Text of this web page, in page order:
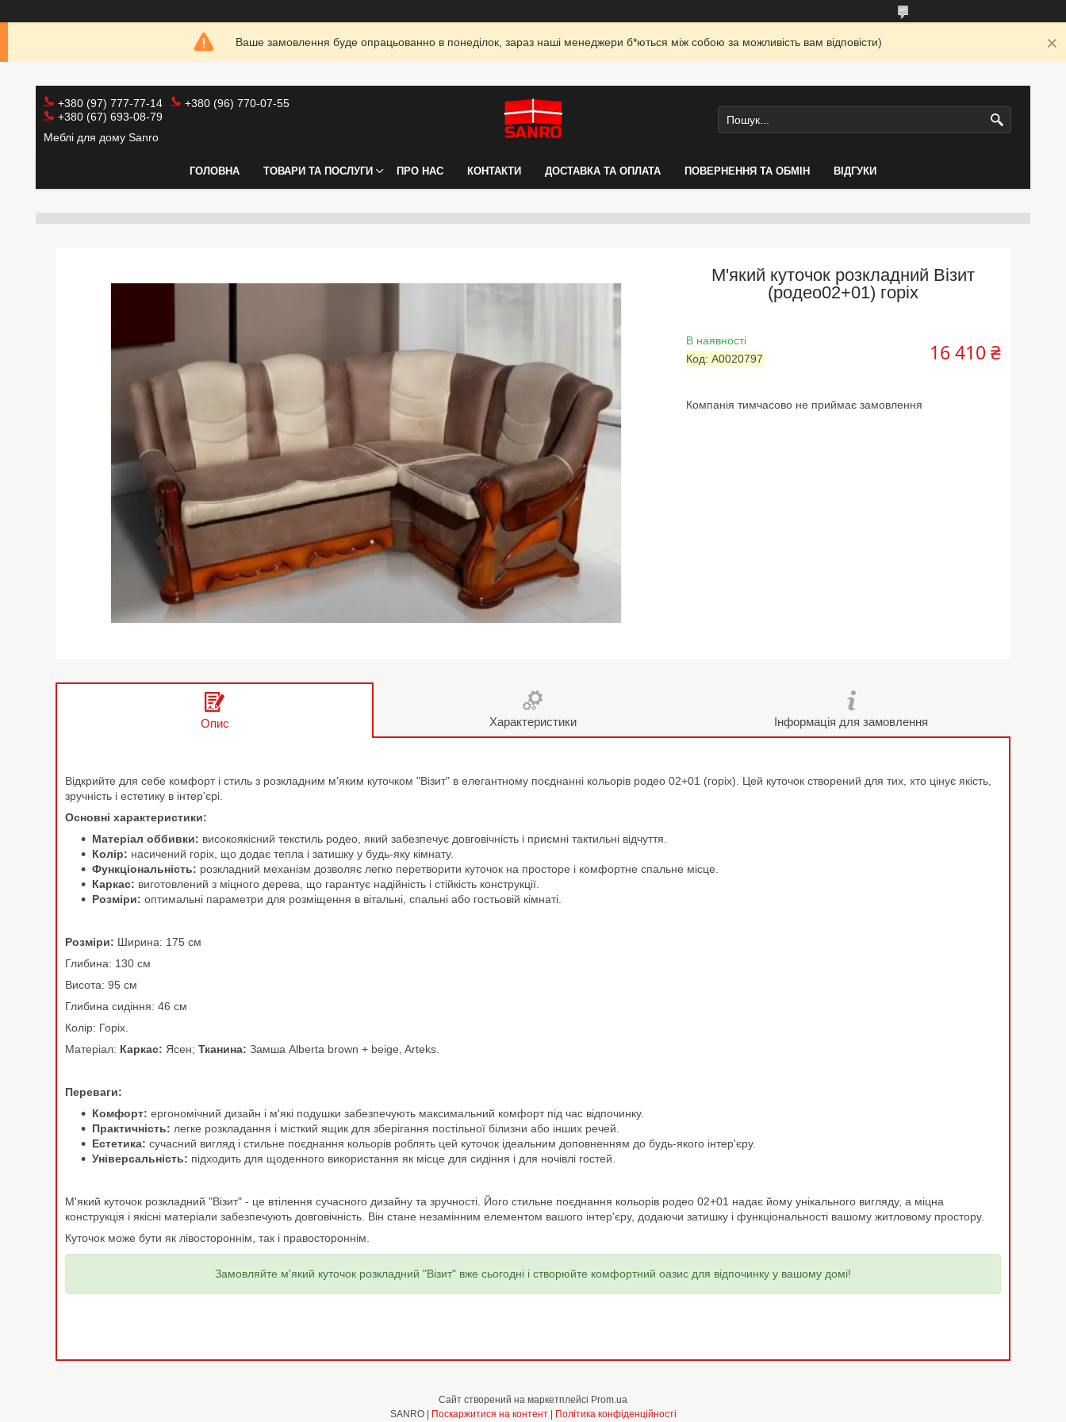
Ваше замовлення буде опрацьованно в понеділок, зараз наші менеджери б*ються між собою за можливість вам відповісти)
+380 (97) 777-77-14
+380 (96) 770-07-55
+380 (67) 693-08-79
Меблі для дому Sanro
ГОЛОВНА ТОВАРИ ТА ПОСЛУГИ ПРО НАС КОНТАКТИ ДОСТАВКА ТА ОПЛАТА ПОВЕРНЕННЯ ТА ОБМІН ВІДГУКИ
М'який куточок розкладний Візит
(родео02+01) горіх
В наявності
Код: А0020797 16 410 ₴
Компанія тимчасово не приймає замовлення
Опис Характеристики Інформація для замовлення
Відкрийте для себе комфорт і стиль з розкладним м'яким куточком "Візит" в елегантному поєднанні кольорів родео 02+01 (горіх). Цей куточок створений для тих, хто цінує якість,
зручність і естетику в інтер'єрі.
Основні характеристики:
Матеріал оббивки: високоякісний текстиль родео, який забезпечує довговічність і приємні тактильні відчуття.
Колір: насичений горіх, що додає тепла і затишку у будь-яку кімнату.
Функціональність: розкладний механізм дозволяє легко перетворити куточок на просторе і комфортне спальне місце.
Каркас: виготовлений з міцного дерева, що гарантує надійність і стійкість конструкції.
Розміри: оптимальні параметри для розміщення в вітальні, спальні або гостьовій кімнаті.
Розміри: Ширина: 175 см
Глибина: 130 см
Висота: 95 см
Глибина сидіння: 46 см
Колір: Горіх.
Матеріал: Каркас: Ясен; Тканина: Замша Alberta brown + beige, Arteks.
Переваги:
Комфорт: ергономічний дизайн і м'які подушки забезпечують максимальний комфорт під час відпочинку.
Практичність: легке розкладання і місткий ящик для зберігання постільної білизни або інших речей.
Естетика: сучасний вигляд і стильне поєднання кольорів роблять цей куточок ідеальним доповненням до будь-якого інтер'єру.
Універсальність: підходить для щоденного використання як місце для сидіння і для ночівлі гостей.
М'який куточок розкладний "Візит" - це втілення сучасного дизайну та зручності. Його стильне поєднання кольорів родео 02+01 надає йому унікального вигляду, а міцна
конструкція і якісні матеріали забезпечують довговічність. Він стане незамінним елементом вашого інтер'єру, додаючи затишку і функціональності вашому житловому простору.
Куточок може бути як лівостороннім, так і правостороннім.
Замовляйте м'який куточок розкладний "Візит" вже сьогодні і створюйте комфортний оазис для відпочинку у вашому домі!
Сайт створений на маркетплейсі Prom.ua
Поскаржитися на контент Політика конфіденційності